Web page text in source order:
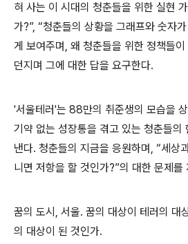
혀 사는 이 시대의 청춘들을 위한 실현
가?”, “청춘들의 상황을 그래프와 숫자
게 보여주며, 왜 청춘들을 위한 정책들
던지며 그에 대한 답을 요구한다.
'서울테러'는 88만의 취준생의 모습을
기약 없는 성장통을 겪고 있는 청춘들의
낸다. 청춘들의 지금을 응원하며, “세상
니면 저항을 할 것인가?”의 대한 문제를
꿈의 도시 , 서울. 꿈의 대상이 테러의 대
의 대상이 된 것인가.